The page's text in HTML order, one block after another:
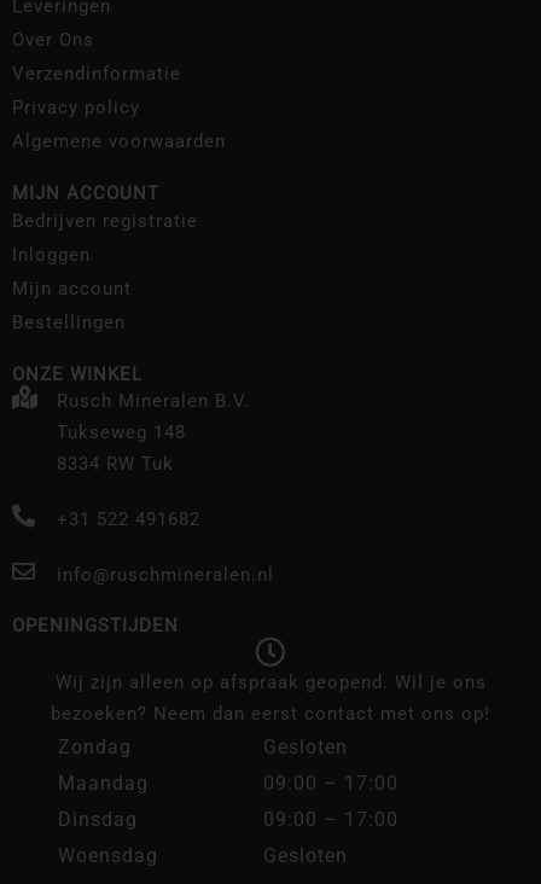
Leveringen
Over Ons
Verzendinformatie
Privacy policy
Algemene voorwaarden
MIJN ACCOUNT
Bedrijven registratie
Inloggen
Mijn account
Bestellingen
ONZE WINKEL
Rusch Mineralen B.V.
Tukseweg 148
8334 RW Tuk
+31 522 491682
info@ruschmineralen.nl
OPENINGSTIJDEN
Wij zijn alleen op afspraak geopend. Wil je ons
bezoeken? Neem dan eerst contact met ons op!
Zondag
Gesloten
Maandag
09:00 – 17:00
Dinsdag
09:00 – 17:00
Woensdag
Gesloten